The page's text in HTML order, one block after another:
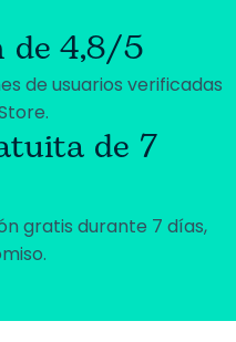
de 4,8/5
de usuarios verificadas
de 7
gratis durante 7 días,